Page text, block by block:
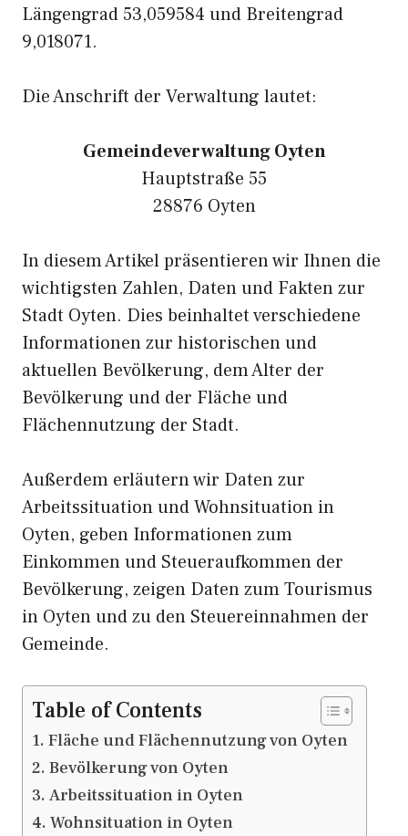
Längengrad 53,059584 und Breitengrad
9,018071.
Die Anschrift der Verwaltung lautet:
Gemeindeverwaltung Oyten
Hauptstraße 55
28876 Oyten
In diesem Artikel präsentieren wir Ihnen die
wichtigsten Zahlen, Daten und Fakten zur
Stadt Oyten. Dies beinhaltet verschiedene
Informationen zur historischen und
aktuellen Bevölkerung, dem Alter der
Bevölkerung und der Fläche und
Flächennutzung der Stadt.
Außerdem erläutern wir Daten zur
Arbeitssituation und Wohnsituation in
Oyten, geben Informationen zum
Einkommen und Steueraufkommen der
Bevölkerung, zeigen Daten zum Tourismus
in Oyten und zu den Steuereinnahmen der
Gemeinde.
Table of Contents
Fläche und Flächennutzung von Oyten
Bevölkerung von Oyten
Arbeitssituation in Oyten
Wohnsituation in Oyten